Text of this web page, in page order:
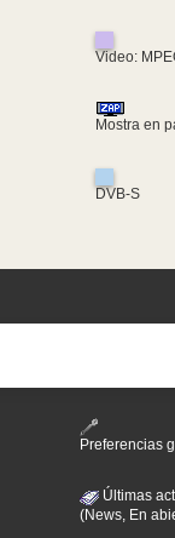
Video:
Mostra en
DVB-S
Preferencias
Últimas
(News, En